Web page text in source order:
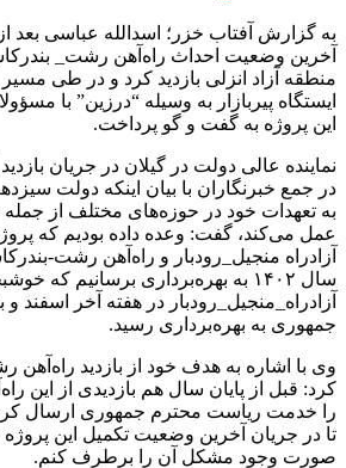
به گزارش آفتاب خزر؛ اسدالله عباسی بعد
آخرین وضعیت احداث راه‌آهن رشت_
منطقه آزاد انزلی بازدید کرد و در طی مسیر
ایستگاه پیربازار به وسیله “درزین” با
این پروژه به گفت و گو پرداخت.
نماینده عالی دولت در گیلان در جریان
در جمع خبرنگاران با بیان اینکه دولت
به تعهدات خود در حوزه‌های مختلف از
عمل می‌کند، گفت: وعده داده بودیم که
آزادراه منجیل_رودبار و راه‌آهن رشت-
سال ۱۴۰۲ به بهره‌برداری برسانیم که
آزادراه_منجیل_رودبار در هفته آخر اسفند
جمهوری به بهره‌برداری رسید.
وی با اشاره به هدف خود از بازدید راه‌آهن
کرد: قبل از پایان سال هم بازدیدی از این
را خدمت ریاست محترم جمهوری ارسال
تا در جریان آخرین وضعیت تکمیل این پروژه
صورت وجود مشکل آن را برطرف کنم.